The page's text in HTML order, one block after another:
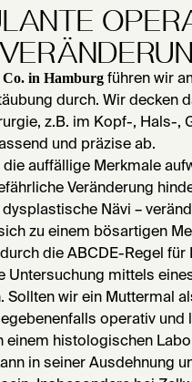
in Hamburgführen wir
durch. Wir decken
z.B. im Kopf-, Hals-,
und präzise ab.
die auffällige Merkmale
Veränderung
Nävi –
zu einem bösartigen
die ABCDE-Regel
Untersuchung mittels
Sollten wir ein Muttermal
operativ und
einem histologischen
in seiner Ausdehnung